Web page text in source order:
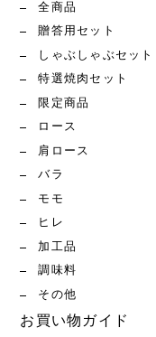
全商品
贈答用セット
しゃぶしゃぶセット
特選焼肉セット
限定商品
ロース
肩ロース
バラ
モモ
ヒレ
加工品
調味料
その他
お買い物ガイド